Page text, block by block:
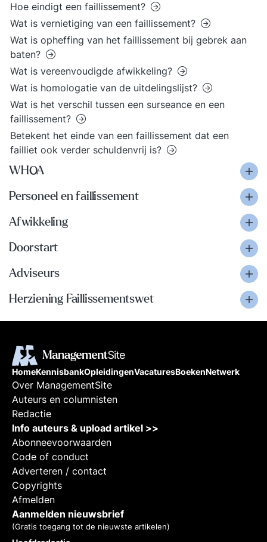
Hoe eindigt een faillissement?
Wat is vernietiging van een faillissement?
Wat is opheffing van het faillissement bij gebrek aan
baten?
Wat is vereenvoudigde afwikkeling?
Wat is homologatie van de uitdelingslijst?
Wat is het verschil tussen een surseance en een
faillissement?
Betekent het einde van een faillissement dat een
failliet ook verder schuldenvrij is?
WHOA
Personeel en faillissement
Afwikkeling
Doorstart
Adviseurs
Herziening Faillissementswet
HomeKennisbankOpleidingenVacaturesBoekenNetwerk
Over ManagementSite
Auteurs en columnisten
Redactie
Info auteurs & upload artikel >>
Abonneevoorwaarden
Code of conduct
Adverteren / contact
Copyrights
Afmelden
Aanmelden nieuwsbrief
(Gratis toegang tot de nieuwste artikelen)